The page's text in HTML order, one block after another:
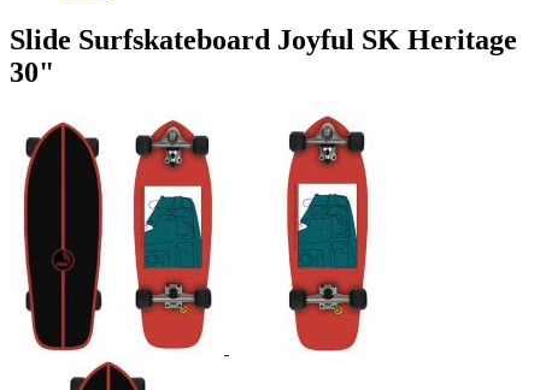
Slide Surfskateboard Joyful SK Heritage
30"